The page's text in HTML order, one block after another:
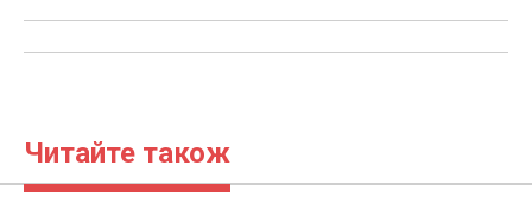
Читайте також